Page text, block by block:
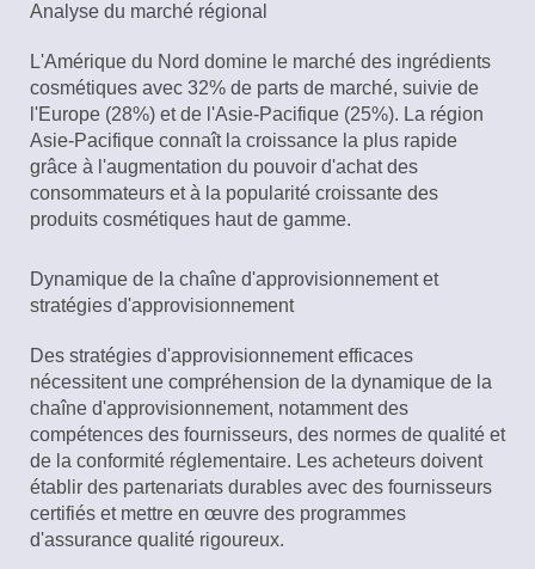
Analyse du marché régional
L'Amérique du Nord domine le marché des ingrédients
cosmétiques avec 32% de parts de marché, suivie de
l'Europe (28%) et de l'Asie-Pacifique (25%). La région
Asie-Pacifique connaît la croissance la plus rapide
grâce à l'augmentation du pouvoir d'achat des
consommateurs et à la popularité croissante des
produits cosmétiques haut de gamme.
Dynamique de la chaîne d'approvisionnement et
stratégies d'approvisionnement
Des stratégies d'approvisionnement efficaces
nécessitent une compréhension de la dynamique de la
chaîne d'approvisionnement, notamment des
compétences des fournisseurs, des normes de qualité et
de la conformité réglementaire. Les acheteurs doivent
établir des partenariats durables avec des fournisseurs
certifiés et mettre en œuvre des programmes
d'assurance qualité rigoureux.